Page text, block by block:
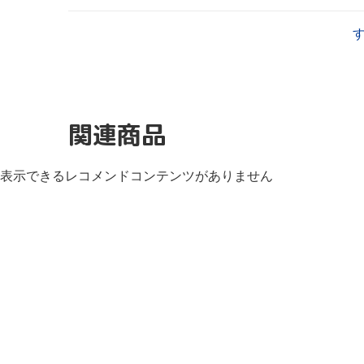
関連商品
表示できるレコメンドコンテンツがありません